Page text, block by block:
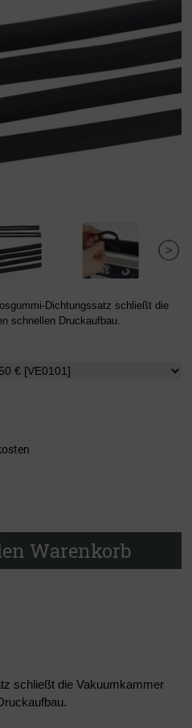
Dichtungssatz schließt die
schnellen Druckaufbau.
Warenkorb
schließt die Vakuumkammer